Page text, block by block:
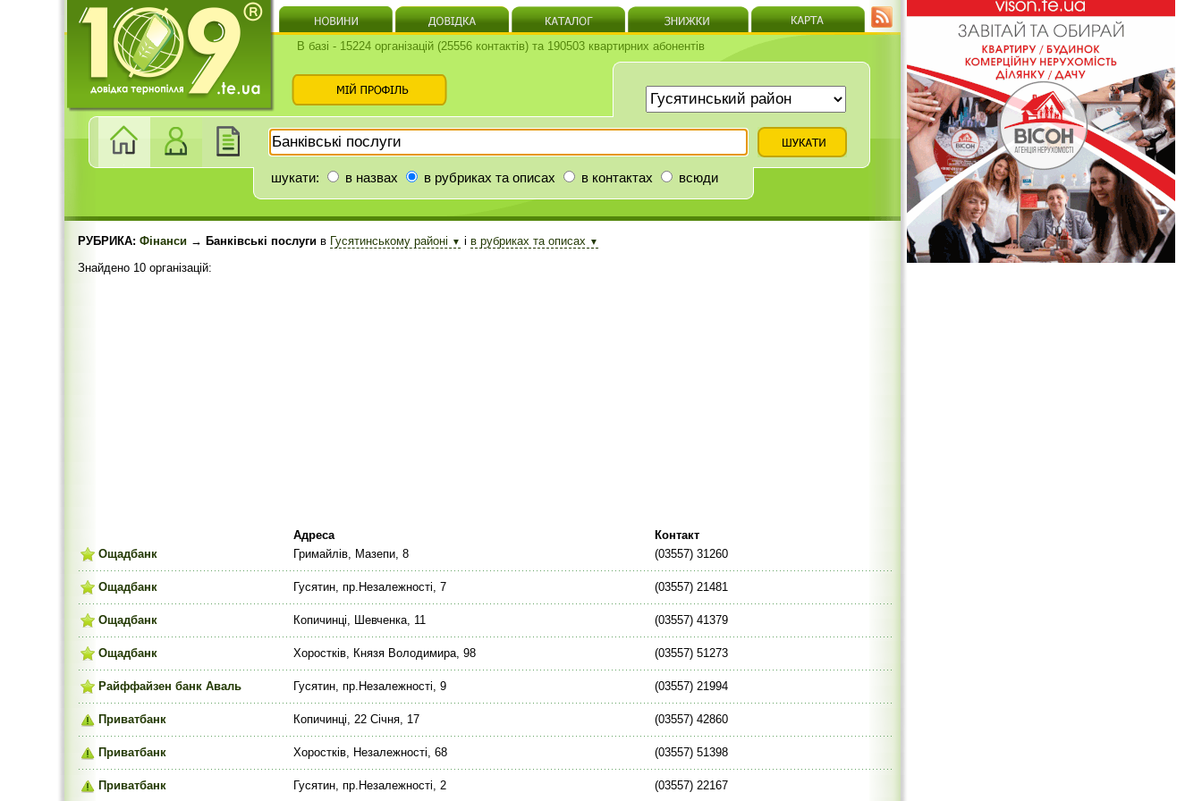
В базі - 15224 організацій (25556 контактів) та 190503 квартирних абонентів
шукати: в назвах в рубриках та описах в контактах всюди
РУБРИКА: Фінанси → Банківські послуги в Гусятинському районі ▼ і в рубриках та описах ▼
Знайдено 10 організацій:
Адреса
Контакт
Ощадбанк
Гримайлів, Мазепи, 8 (03557) 31260
Ощадбанк Гусятин, пр.Незалежності, 7 (03557) 21481
Ощадбанк Копичинці, Шевченка, 11 (03557) 41379
Ощадбанк Хоростків, Князя Володимира, 98 (03557) 51273
Райффайзен банк Аваль Гусятин, пр.Незалежності, 9 (03557) 21994
Приватбанк Копичинці, 22 Січня, 17 (03557) 42860
Приватбанк Хоростків, Незалежності, 68 (03557) 51398
Приватбанк Гусятин, пр.Незалежності, 2 (03557) 22167